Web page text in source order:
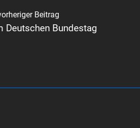
Beitrag
Deutschen Bundestag